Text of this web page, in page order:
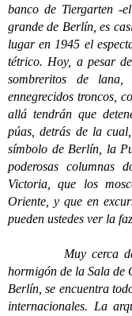
banco de Tiergarten -
grande de Berlín, es
lugar en 1945 el
tétrico. Hoy, a pesar
sombreritos de
ennegrecidos troncos,
allá tendrán que
púas, detrás de la
símbolo de Berlín, la
poderosas columnas
Victoria, que los
Oriente, y que en
pueden ustedes ver la
Muy cerca de
hormigón de la Sala de
Berlín, se encuentra
internacionales. La